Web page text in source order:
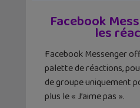
Facebook
les
Facebook Messenger
palette de réactions,
de groupe uniquement
plus le « J’aime pas ».